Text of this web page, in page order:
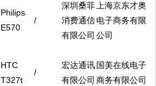
Philips
E570
/
深圳桑菲
消费通信
有限公司
上海京东才奥
电子商务有限
公司
HTC
T327t
/
宏达通讯
有限公司
国美在线电子
商务有限公司